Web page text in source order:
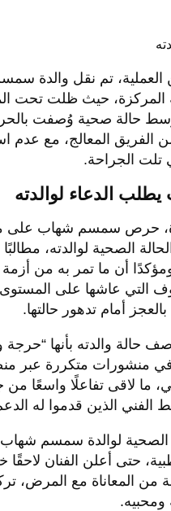
العملية، تم نقل والدة
المركزة، حيث ظلت تحت
وسط حالة صحية وُصفت
الفريق المعالج، مع عدم
تلت الجراحة.
الدعاء لوالدته
حرص سمسم شهاب على
الصحية لوالدته، مطالبًا
ومؤكدًا أن ما تمر به من
عاشها على المستوى
أمام تدهور حالتها.
حالة والدته بأنها “حرجة
في منشورات متكررة عبر
ما لاقى تفاعلًا واسعًا
الفني الذين قدموا له
لوالدة سمسم شهاب
حتى أعلن الفنان لاحقًا
من المعاناة مع المرض،
ومحبيه.